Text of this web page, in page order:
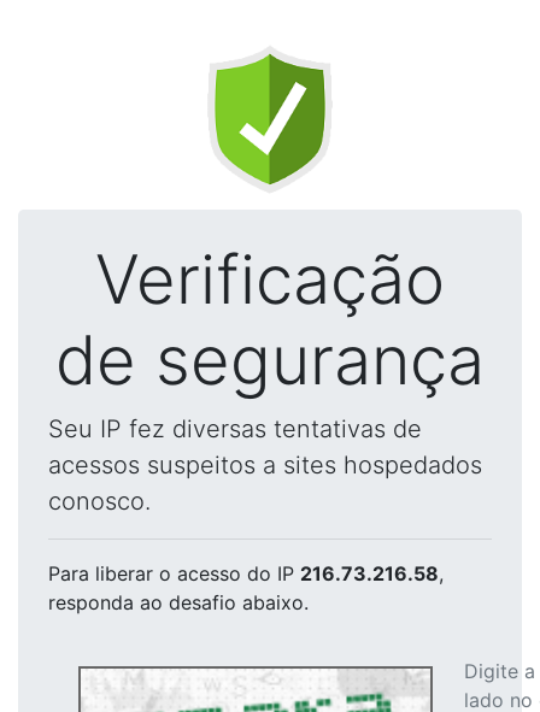
Verificação
de segurança
Seu IP fez diversas tentativas de
acessos suspeitos a sites hospedados
conosco.
Para liberar o acesso do IP 216.73.216.58,
responda ao desafio abaixo.
Digite
lado no